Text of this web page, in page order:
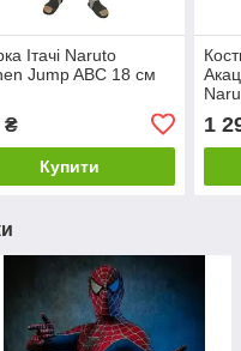
Ітачі Naruto
Jump ABC 18 см
₴
Купити
1